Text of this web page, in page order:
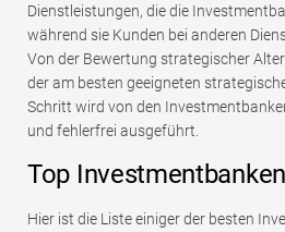
Dienstleistungen, die die
während sie Kunden bei anderen
Von der Bewertung strategischer
der am besten geeigneten
Schritt wird von den
und fehlerfrei ausgeführt.
Top
Hier ist die Liste einiger der besten